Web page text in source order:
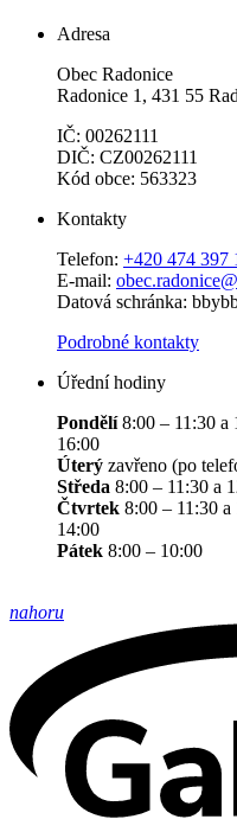
Adresa
Obec Radonice
Radonice 1, 431 55
IČ: 00262111
DIČ: CZ00262111
Kód obce: 563323
Kontakty
Telefon: +420 474 397
E-mail:
Datová schránka:
Podrobné kontakty
Úřední hodiny
Pondělí8:00 – 11:30 a
16:00
Úterý zavřeno (po
Středa 8:00 – 11:30 a
Čtvrtek 8:00 – 11:30
14:00
Pátek 8:00 – 10:00
nahoru